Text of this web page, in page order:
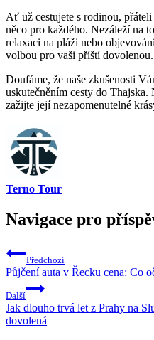
Ať už cestujete s rodinou,
něco pro každého. Nezáleží na
relaxaci na pláži nebo
volbou pro vaši příští dovolenou.
Doufáme, že naše zkušenosti
uskutečněním cesty do Thajska.
zažijte její nezapomenutelné
Terno Tour
Navigace pro
Předchozí
Půjčení auta v Řecku cena: Co
Další
Jak dlouho trvá let z Prahy na
dovolená